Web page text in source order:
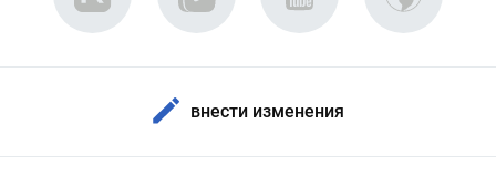
внести изменения